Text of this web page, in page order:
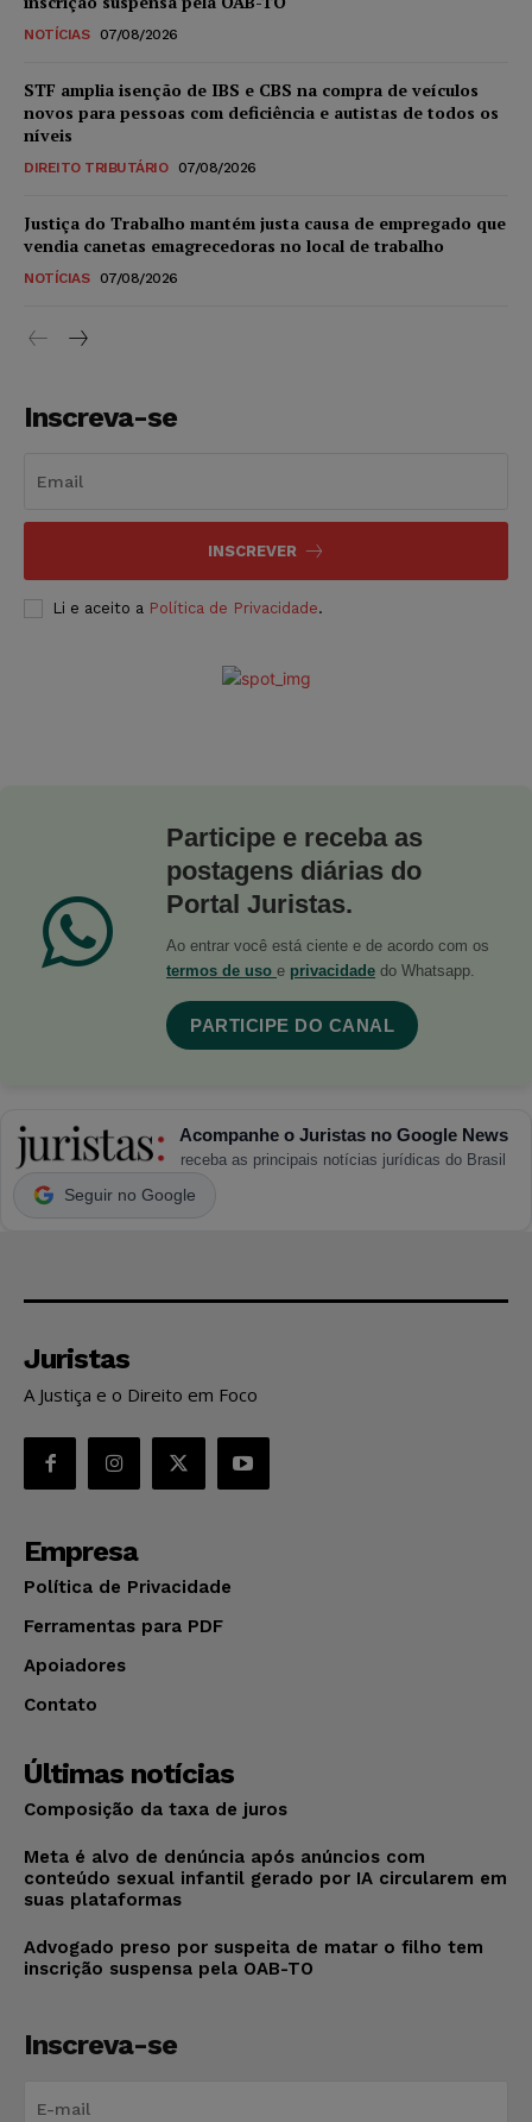
NOTÍCIAS 07/08/2026
STF amplia isenção de IBS e CBS na compra de veículos
novos para pessoas com deficiência e autistas de todos os
níveis
DIREITO TRIBUTÁRIO 07/08/2026
Justiça do Trabalho mantém justa causa de empregado que
vendia canetas emagrecedoras no local de trabalho
NOTÍCIAS 07/08/2026
Inscreva-se
INSCREVER
Li e aceito a Política de Privacidade.
Participe e receba as
postagens diárias do
Portal Juristas.
Ao entrar você está ciente e de acordo com os
termos de uso e privacidade do Whatsapp.
PARTICIPE DO CANAL
Acompanhe o Juristas no Google News
receba as principais notícias jurídicas do Brasil
Seguir no Google
Juristas
A Justiça e o Direito em Foco
Empresa
Política de Privacidade
Ferramentas para PDF
Apoiadores
Contato
Últimas notícias
Composição da taxa de juros
Meta é alvo de denúncia após anúncios com
conteúdo sexual infantil gerado por IA circularem em
suas plataformas
Advogado preso por suspeita de matar o filho tem
inscrição suspensa pela OAB-TO
Inscreva-se